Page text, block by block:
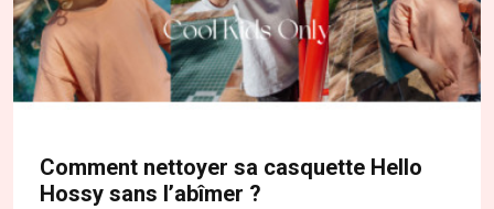
Comment nettoyer sa casquette Hello
Hossy sans l’abîmer ?